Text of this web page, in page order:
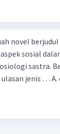
novel
sosial
ilustrasi tersebut,
jenis … A. deskriptif